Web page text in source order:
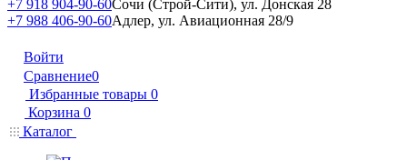
+7 918 904-90-60Сочи (Строй-Сити), ул. Донская 28
+7 988 406-90-60Адлер, ул. Авиационная 28/9
Войти
Сравнение0
Избранные товары 0
Корзина 0
Каталог